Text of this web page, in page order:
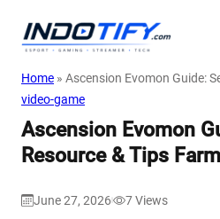
Home » Ascension Evomon Guide:
video-game
Ascension Evomon
Resource & Tips
June 27, 2026 7Views